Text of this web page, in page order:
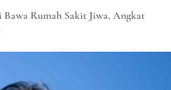
Rumah Sakit Jiwa, Angkat